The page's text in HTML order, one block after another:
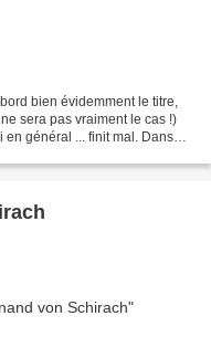
bien évidemment le titre,
sera pas vraiment le cas !)
général ... finit mal. Dans